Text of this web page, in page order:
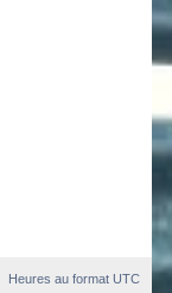
Heures au formatUTC